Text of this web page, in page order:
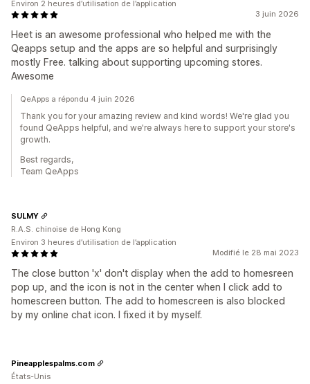
3 juin 2026
Heet is an awesome professional who helped me with the
Qeapps setup and the apps are so helpful and surprisingly
mostly Free. talking about supporting upcoming stores.
Awesome
Environ 2 heures d’utilisation de l’application
QeApps a répondu 4 juin 2026
Thank you for your amazing review and kind words! We're glad you
found QeApps helpful, and we're always here to support your store's
growth.
Best regards,
Team QeApps
Modifié le 28 mai 2023
The close button 'x' don't display when the add to homesreen
pop up, and the icon is not in the center when I click add to
homescreen button. The add to homescreen is also blocked
by my online chat icon. I fixed it by myself.
SULMY
R.A.S. chinoise de Hong Kong
Environ 3 heures d’utilisation de l’application
Pineapplespalms.com
États-Unis